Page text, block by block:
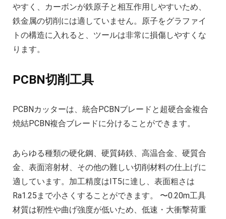
やすく、カーボンが鉄原子と相互作用しやすいため、
鉄金属の切削には適していません。原子をグラファイ
トの構造に入れると、ツールは非常に損傷しやすくな
ります。
PCBN切削工具
PCBNカッターは、統合PCBNブレードと超硬合金複合
焼結PCBN複合ブレードに分けることができます。
あらゆる種類の硬化鋼、硬質鋳鉄、高温合金、硬質合
金、表面溶射材、その他の難しい切削材料の仕上げに
適しています。加工精度はIT5に達し、表面粗さは
Ra1.25まで小さくすることができます。 〜0.20m工具
材質は靭性や曲げ強度が低いため、低速・大衝撃荷重